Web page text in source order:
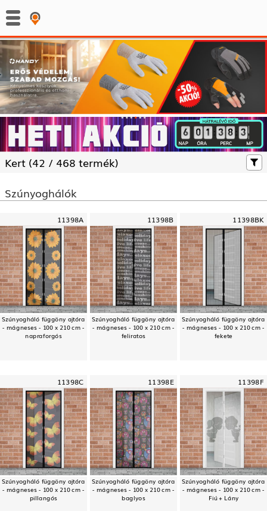
: :
Kert (42 / 468 termék)
Szúnyoghálók
11398A
Szúnyogháló függöny ajtóra
- mágneses - 100 x 210 cm -
napraforgós
11398B
Szúnyogháló függöny ajtóra
- mágneses - 100 x 210 cm -
feliratos
11398BK
Szúnyogháló függöny ajtóra
- mágneses - 100 x 210 cm -
fekete
11398C
Szúnyogháló függöny ajtóra
- mágneses - 100 x 210 cm -
pillangós
11398E
Szúnyogháló függöny ajtóra
- mágneses - 100 x 210 cm -
baglyos
11398F
Szúnyogháló függöny ajtóra
- mágneses - 100 x 210 cm -
Fiú + Lány